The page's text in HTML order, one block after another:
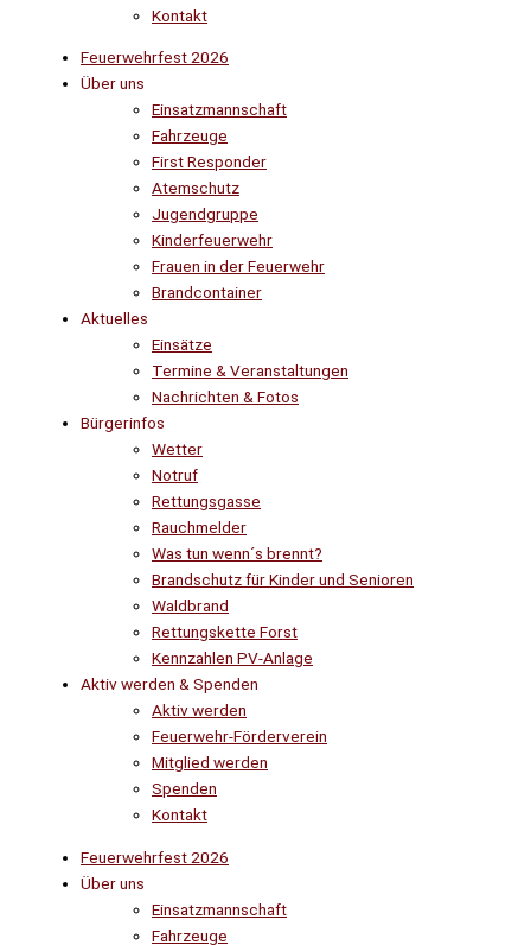
Kontakt
Feuerwehrfest 2026
Über uns
Einsatzmannschaft
Fahrzeuge
First Responder
Atemschutz
Jugendgruppe
Kinderfeuerwehr
Frauen in der Feuerwehr
Brandcontainer
Aktuelles
Einsätze
Termine & Veranstaltungen
Nachrichten & Fotos
Bürgerinfos
Wetter
Notruf
Rettungsgasse
Rauchmelder
Was tun wenn´s brennt?
Brandschutz für Kinder und Senioren
Waldbrand
Rettungskette Forst
Kennzahlen PV-Anlage
Aktiv werden & Spenden
Aktiv werden
Feuerwehr-Förderverein
Mitglied werden
Spenden
Kontakt
Feuerwehrfest 2026
Über uns
Einsatzmannschaft
Fahrzeuge